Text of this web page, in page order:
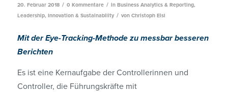
20. Februar 2018 / 0 Kommentare / in Business Analytics & Reporting,
Leadership, Innovation & Sustainability / von Christoph Eisl
Mit der Eye-Tracking-Methode zu messbar besseren
Berichten
Es ist eine Kernaufgabe der Controllerinnen und
Controller, die Führungskräfte mit